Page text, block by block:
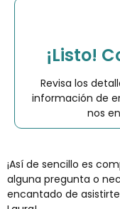
¡Listo!
Revisa los
información de
nos
¡Así de sencillo es
alguna pregunta o
encantado de